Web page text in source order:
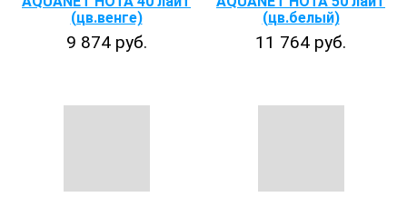
(цв.венге)
9 874 руб.
(цв.белый)
11 764 руб.